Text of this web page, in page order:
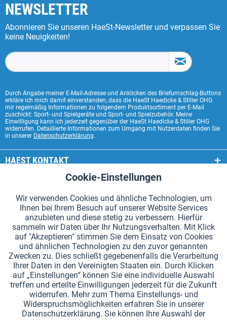
NEWSLETTER
Abonnieren Sie unseren HaeSt-Newsletter und verpassen Sie
keine Neuigkeiten!
Durch Angabe meiner E-Mail-Adresse und Anklicken des Briefumschlag-Buttons
erkläre ich mich damit einverstanden, dass die HaeSt Haedicke & Stiller OHG
mir regelmäßig Informationen zu folgendem Produktsortiment per E-Mail
zuschickt: Sport- und Spielgeräte und Sport- und Spielzubehör. Meine
Einwilligung kann ich jederzeit gegenüber der HaeSt Haedicke & Stiller OHG
widerrufen. Detaillierte Informationen zum Umgang mit Nutzerdaten finden Sie
in unserer Datenschutzerklärung.
HAEST KONTAKT
HAEST SHOP SERVICE
ALLGEMEINE INFORMATIONEN
ZAHLUNGSARTEN
*Alle Preise inkl. Mehrwertsteuer zzgl.Versandkosten.
Cookie-Einstellungen Kataloge anfordern
Lasergravuren auf Staffelstäben Newsletter Über uns
Hilfe und Support Kontakt Versand und Zahlung
Aktiv
Tracking Aktiv
Cookie-Einstellungen
Wir verwenden Cookies und ähnliche Technologien, um
Ihnen bei Ihrem Besuch auf unserer Website Services
anzubieten und diese stetig zu verbessern. Hierfür
sammeln wir Daten über Ihr Nutzungsverhalten. Mit Klick
auf "Akzeptieren" stimmen Sie dem Einsatz von Cookies
und ähnlichen Technologien zu den zuvor genannten
Zwecken zu. Dies schließt gegebenenfalls die Verarbeitung
Ihrer Daten in den Vereinigten Staaten ein. Durch Klicken
auf „Einstellungen“ können Sie eine individuelle Auswahl
treffen und erteilte Einwilligungen jederzeit für die Zukunft
widerrufen. Mehr zum Thema Einstellungs- und
Widerspruchsmöglichkeiten erfahren Sie in unserer
Datenschutzerklärung. Sie können Ihre Auswahl der